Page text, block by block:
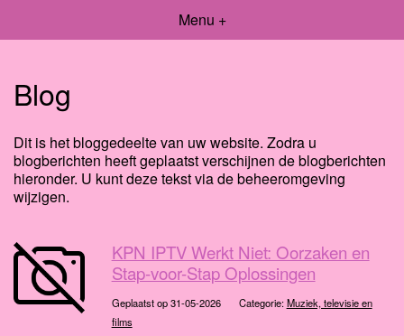
Menu +
Blog
Dit is het bloggedeelte van uw website. Zodra u
blogberichten heeft geplaatst verschijnen de blogberichten
hieronder. U kunt deze tekst via de beheeromgeving
wijzigen.
KPN IPTV Werkt Niet: Oorzaken en
Stap-voor-Stap Oplossingen
Geplaatst op 31-05-2026 Categorie:Muziek, televisie en
films